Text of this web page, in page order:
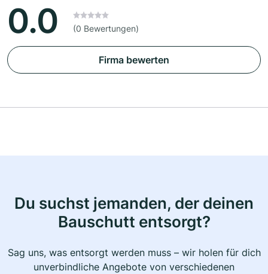
0.0 (0 Bewertungen)
Firma bewerten
Du suchst jemanden, der deinen
Bauschutt entsorgt?
Sag uns, was entsorgt werden muss – wir holen für dich
unverbindliche Angebote von verschiedenen